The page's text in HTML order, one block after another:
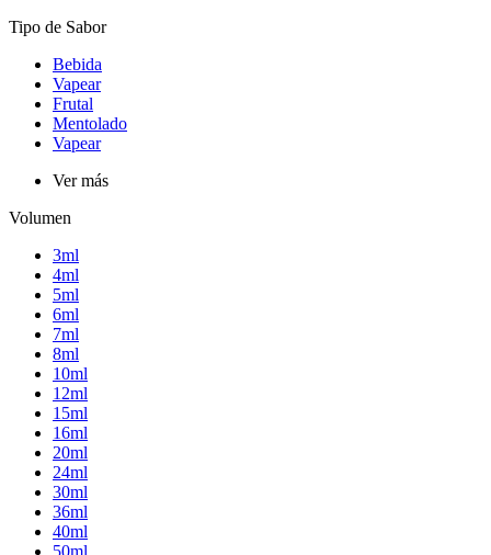
Tipo de Sabor
Bebida
Vapear
Frutal
Mentolado
Vapear
Ver más
Volumen
3ml
4ml
5ml
6ml
7ml
8ml
10ml
12ml
15ml
16ml
20ml
24ml
30ml
36ml
40ml
50ml